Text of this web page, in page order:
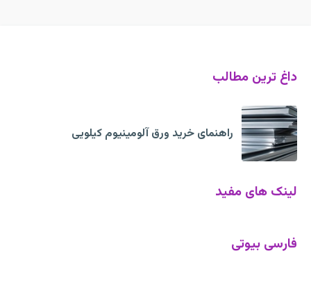
داغ ترین مطالب
راهنمای خرید ورق آلومینیوم کیلویی
لینک های مفید
فارسی بیوتی